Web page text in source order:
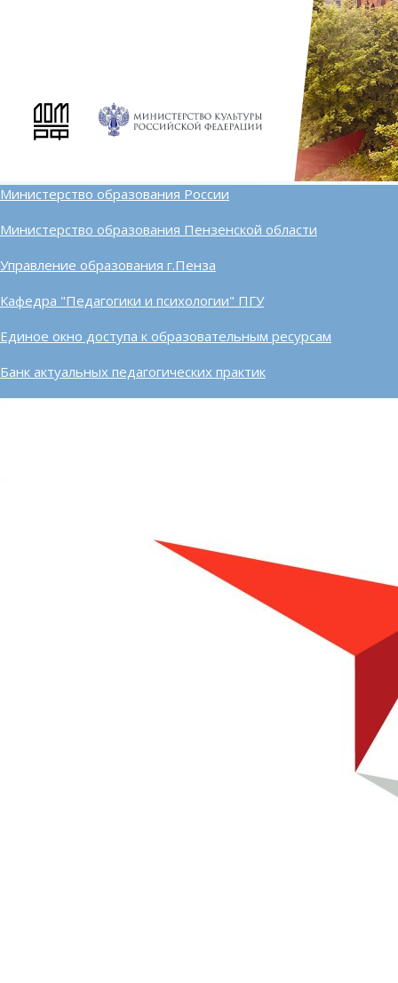
Министерство образования России
Министерство образования Пензенской области
Управление образования г.Пенза
Кафедра "Педагогики и психологии" ПГУ
Единое окно доступа к образовательным ресурсам
Банк актуальных педагогических практик